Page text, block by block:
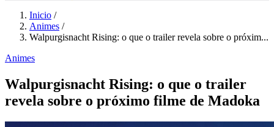
Inicio /
Animes /
Walpurgisnacht Rising: o que o trailer revela sobre o próxim...
Animes
Walpurgisnacht Rising: o que o trailer
revela sobre o próximo filme de Madoka